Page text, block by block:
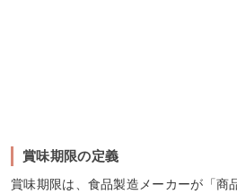
賞味期限の定義
賞味期限は、食品製造メーカーが「商